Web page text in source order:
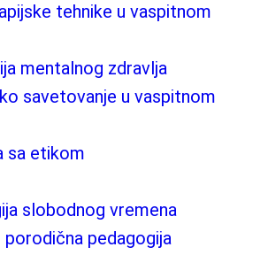
tehnike u vaspitnom
mentalnog zdravlja
savetovanje u vaspitnom
sa etikom
slobodnog vremena
porodična pedagogija